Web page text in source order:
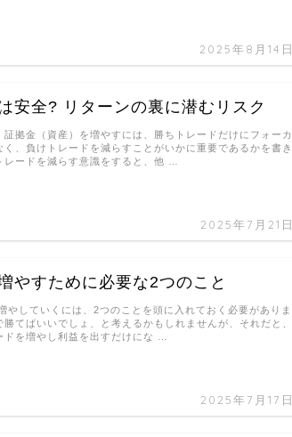
2025年8月14日
安全? リターンの裏に潜むリスク
2025年7月21日
証拠金（資産）を増やすには、勝ちトレードだけにフォーカ
く、負けトレードを減らすことがいかに重要であるかを書き
レードを減らす意識をすると、他 …
やすために必要な2つのこと
2025年7月17日
やしていくには、2つのことを頭に入れておく必要がありま
勝てばいいでしょ、と考えるかもしれませんが、それだと、
ドを増やし利益を出すだけにな …